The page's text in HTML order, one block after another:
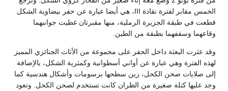
الخمس مقابر لفترة نقادة III، هي أيضا عبارة عن حفر بيضاوية الشكل
قطعت في طبقة الجزيرة الرملية، منها مقبرتان غطيت جوانبهما
وقاعهما وسقفهما بطبقة من الطين.
وقد عثرت البعثة داخل الحفر على مجموعة من الأثاث الجنائزي المميز
لهذه الفترة وهي عبارة عن أواني أسطوانية وكمثرية الشكل، بالإضافة
إلى صلايات صحن الكحل، زين سطحها برسومات وأشكال هندسية كما
وجد عليها كتلة صغيرة من الظران كانت تستخدم لصحن الكحل. وتعود